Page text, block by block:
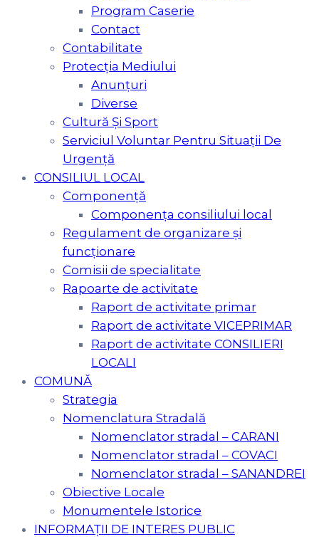
Program Caserie
Contact
Contabilitate
Protecția Mediului
Anunțuri
Diverse
Cultură Şi Sport
Serviciul Voluntar Pentru Situaţii De
Urgenţă
CONSILIUL LOCAL
Componență
Componența consiliului local
Regulament de organizare și
funcționare
Comisii de specialitate
Rapoarte de activitate
Raport de activitate primar
Raport de activitate VICEPRIMAR
Raport de activitate CONSILIERI
LOCALI
COMUNĂ
Strategia
Nomenclatura Stradală
Nomenclator stradal – CARANI
Nomenclator stradal – COVACI
Nomenclator stradal – SANANDREI
Obiective Locale
Monumentele Istorice
INFORMAȚII DE INTERES PUBLIC